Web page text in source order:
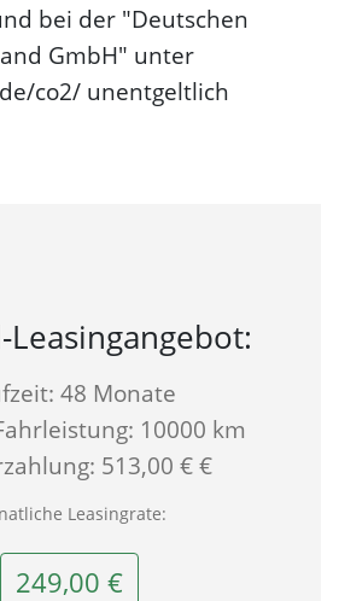
bei der "Deutschen
GmbH" unter
co2/ unentgeltlich
Leasingangebot:
48 Monate
10000 km
513,00 € €
Leasingrate:
249,00 €